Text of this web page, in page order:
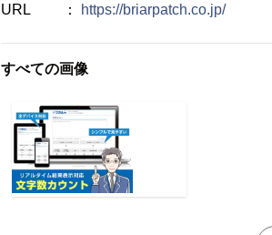
URL ：
https://briarpatch.co.jp/
すべての画像